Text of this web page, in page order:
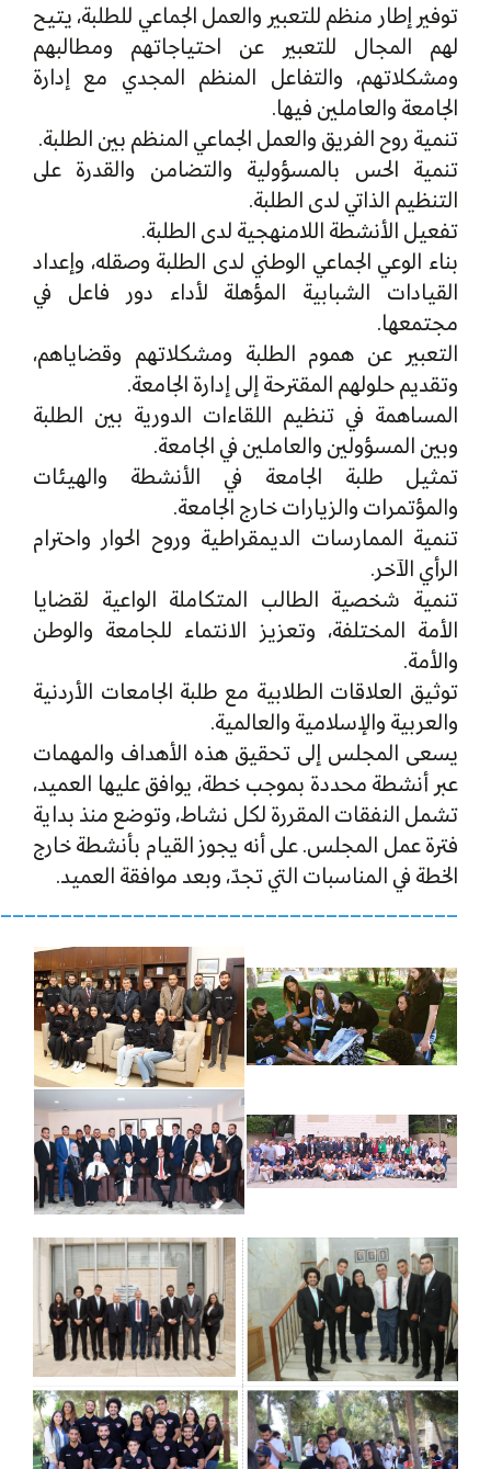
توفير إطار منظم للتعبير والعمل الجماعي للطلبة، يتيح
لهم المجال للتعبير عن احتياجاتهم ومطالبهم
ومشكلاتهم، والتفاعل المنظم المجدي مع إدارة
الجامعة والعاملين فيها.
تنمية روح الفريق والعمل الجماعي المنظم بين الطلبة.
تنمية الحس بالمسؤولية والتضامن والقدرة على
التنظيم الذاتي لدى الطلبة.
تفعيل الأنشطة اللامنهجية لدى الطلبة.
بناء الوعي الجماعي الوطني لدى الطلبة وصقله، وإعداد
القيادات الشبابية المؤهلة لأداء دور فاعل في
مجتمعها.
التعبير عن هموم الطلبة ومشكلاتهم وقضاياهم،
وتقديم حلولهم المقترحة إلى إدارة الجامعة.
المساهمة في تنظيم اللقاءات الدورية بين الطلبة
وبين المسؤولين والعاملين في الجامعة.
تمثيل طلبة الجامعة في الأنشطة والهيئات
والمؤتمرات والزيارات خارج الجامعة.
تنمية الممارسات الديمقراطية وروح الحوار واحترام
الرأي الآخر.
تنمية شخصية الطالب المتكاملة الواعية لقضايا
الأمة المختلفة، وتعزيز الانتماء للجامعة والوطن
والأمة.
توثيق العلاقات الطلابية مع طلبة الجامعات الأردنية
والعربية والإسلامية والعالمية.
يسعى المجلس إلى تحقيق هذه الأهداف والمهمات
عبر أنشطة محددة بموجب خطة، يوافق عليها العميد،
تشمل النفقات المقررة لكل نشاط، وتوضع منذ بداية
فترة عمل المجلس. على أنه يجوز القيام بأنشطة خارج
الخطة في المناسبات التي تجدّ، وبعد موافقة العميد.